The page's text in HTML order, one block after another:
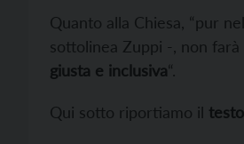
Quanto alla Chiesa, “pur
sottolinea Zuppi -, non
giusta e inclusiva“.
Qui sotto riportiamo il